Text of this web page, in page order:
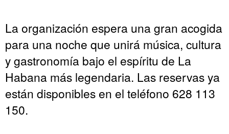
La organización espera una gran acogida
para una noche que unirá música, cultura
y gastronomía bajo el espíritu de La
Habana más legendaria. Las reservas ya
están disponibles en el teléfono 628 113
150.